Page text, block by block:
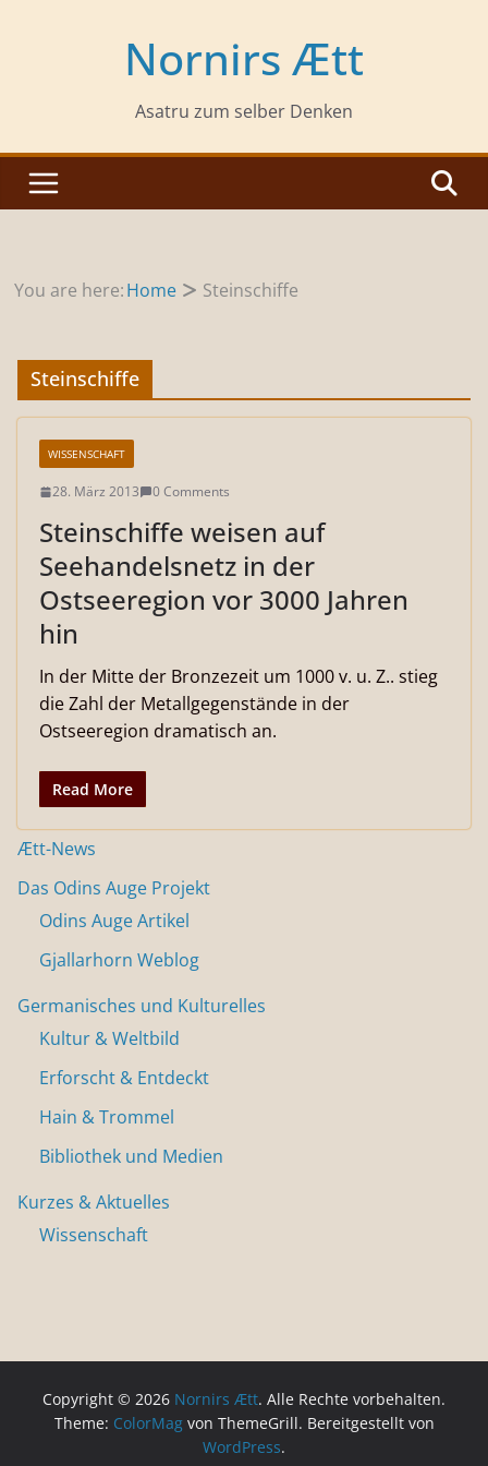
Nornirs Ætt
Asatru zum selber Denken
You are here:Home Steinschiffe
Steinschiffe
WISSENSCHAFT
28. März 2013 0 Comments
Steinschiffe weisen auf
Seehandelsnetz in der
Ostseeregion vor 3000 Jahren
hin
In der Mitte der Bronzezeit um 1000 v. u. Z.. stieg
die Zahl der Metallgegenstände in der
Ostseeregion dramatisch an.
Read More
Ætt-News
Das Odins Auge Projekt
Odins Auge Artikel
Gjallarhorn Weblog
Germanisches und Kulturelles
Kultur & Weltbild
Erforscht & Entdeckt
Hain & Trommel
Bibliothek und Medien
Kurzes & Aktuelles
Wissenschaft
Copyright © 2026 Nornirs Ætt. Alle Rechte vorbehalten.
Theme: ColorMagvon ThemeGrill. Bereitgestellt von
WordPress.